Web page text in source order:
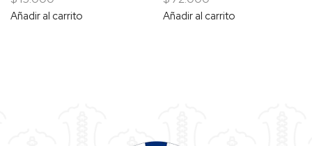
Añadir al carrito Añadir al carrito